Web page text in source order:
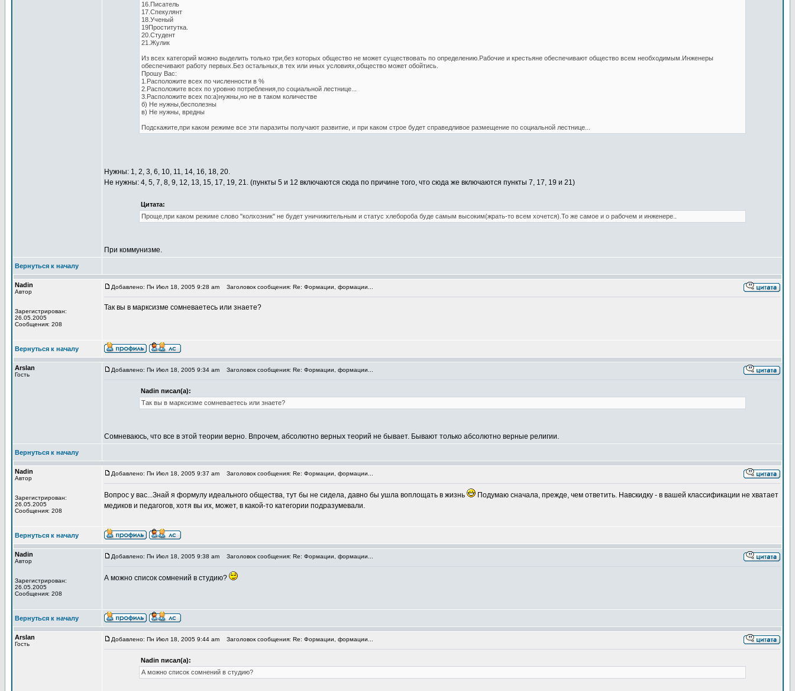
16.Писатель
17.Спекулянт
18.Ученый
19Проститутка.
20.Студент
21.Жулик
Из всех категорий можно выделить только три,без которых общество не может существовать по определению.Рабочие и крестьяне обеспечивают общество всем необходимым.Инженеры
обеспечивают работу первых.Без остальных,в тех или иных условиях,общество может обойтись.
Прошу Вас:
1.Расположите всех по численности в %
2.Расположите всех по уровню потребления,по социальной лестнице...
3.Расположите всех по:а)нужны,но не в таком количестве
б) Не нужны,бесполезны
в) Не нужны, вредны
Подскажите,при каком режиме все эти паразиты получают развитие, и при каком строе будет справедливое размещение по социальной лестнице...
Нужны: 1, 2, 3, 6, 10, 11, 14, 16, 18, 20.
Не нужны: 4, 5, 7, 8, 9, 12, 13, 15, 17, 19, 21. (пункты 5 и 12 включаются сюда по причине того, что сюда же включаются пункты 7, 17, 19 и 21)
Цитата:
Проще,при каком режиме слово "колхозник" не будет уничижительным и статус хлебороба буде самым высоким(жрать-то всем хочется).То же самое и о рабочем и инженере..
При коммунизме.
Вернуться к началу
Nadin
Автор
Зарегистрирован:
26.05.2005
Сообщения: 208
Добавлено: Пн Июл 18, 2005 9:28 am Заголовок сообщения: Re: Формации, формации...
Так вы в марксизме сомневаетесь или знаете?
Вернуться к началу
Arslan
Гость
Добавлено: Пн Июл 18, 2005 9:34 am Заголовок сообщения: Re: Формации, формации...
Nadin писал(а):
Так вы в марксизме сомневаетесь или знаете?
Сомневаюсь, что все в этой теории верно. Впрочем, абсолютно верных теорий не бывает. Бывают только абсолютно верные религии.
Вернуться к началу
Nadin
Автор
Зарегистрирован:
26.05.2005
Сообщения: 208
Добавлено: Пн Июл 18, 2005 9:37 am Заголовок сообщения: Re: Формации, формации...
Вопрос у вас...Знай я формулу идеального общества, тут бы не сидела, давно бы ушла воплощать в жизнь
Подумаю сначала, прежде, чем ответить. Навскидку - в вашей классификации не хватает
медиков и педагогов, хотя вы их, может, в какой-то категории подразумевали.
Вернуться к началу
Nadin
Автор
Зарегистрирован:
26.05.2005
Сообщения: 208
Добавлено: Пн Июл 18, 2005 9:38 am Заголовок сообщения: Re: Формации, формации...
А можно список сомнений в студию?
Вернуться к началу
Arslan
Гость
Добавлено: Пн Июл 18, 2005 9:44 am Заголовок сообщения: Re: Формации, формации...
Nadin писал(а):
А можно список сомнений в студию?